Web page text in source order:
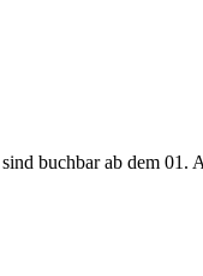
buchbar ab dem 01.